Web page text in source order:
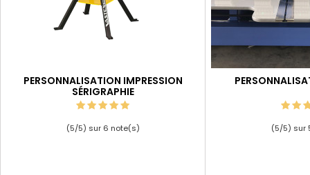
PERSONNALISATION IMPRESSION
SÉRIGRAPHIE
(5/5) sur 6 note(s) (5/5) sur